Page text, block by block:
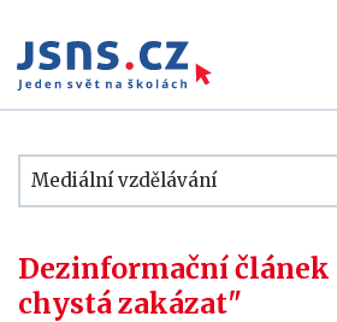
Mediální vzdělávání
Dezinformační článek
chystá zakázat"